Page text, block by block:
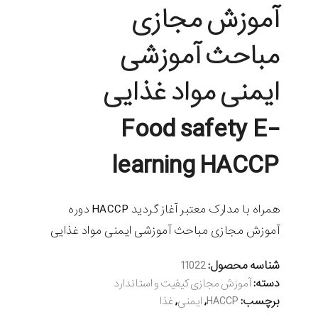
آموزش مجازی
مباحث آموزشی
ایمنی مواد غذایی
Food safety E-
learning HACCP
همراه با مدارک معتبر آغاز گردید HACCP دوره
آموزش مجازی مباحث آموزشی ایمنی مواد غذایی
شناسه محصول:11022
دسته:آموزش مجازی کیفیت و استاندارد
برچسب:HACCP
,ایمنی,غذا